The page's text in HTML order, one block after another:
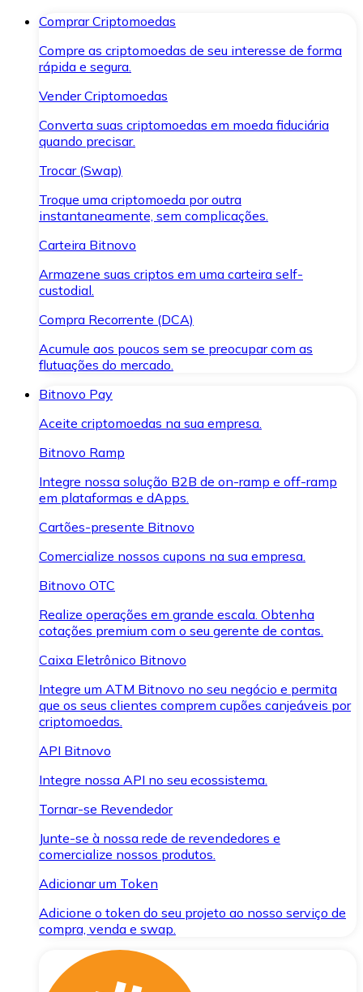
Comprar Criptomoedas
Compre as criptomoedas de seu interesse de forma
rápida e segura.
Vender Criptomoedas
Converta suas criptomoedas em moeda fiduciária
quando precisar.
Trocar (Swap)
Troque uma criptomoeda por outra
instantaneamente, sem complicações.
Carteira Bitnovo
Armazene suas criptos em uma carteira self-
custodial.
Compra Recorrente (DCA)
Acumule aos poucos sem se preocupar com as
flutuações do mercado.
Bitnovo Pay
Aceite criptomoedas na sua empresa.
Bitnovo Ramp
Integre nossa solução B2B de on-ramp e off-ramp
em plataformas e dApps.
Cartões-presente Bitnovo
Comercialize nossos cupons na sua empresa.
Bitnovo OTC
Realize operações em grande escala. Obtenha
cotações premium com o seu gerente de contas.
Caixa Eletrônico Bitnovo
Integre um ATM Bitnovo no seu negócio e permita
que os seus clientes comprem cupões canjeáveis por
criptomoedas.
API Bitnovo
Integre nossa API no seu ecossistema.
Tornar-se Revendedor
Junte-se à nossa rede de revendedores e
comercialize nossos produtos.
Adicionar um Token
Adicione o token do seu projeto ao nosso serviço de
compra, venda e swap.